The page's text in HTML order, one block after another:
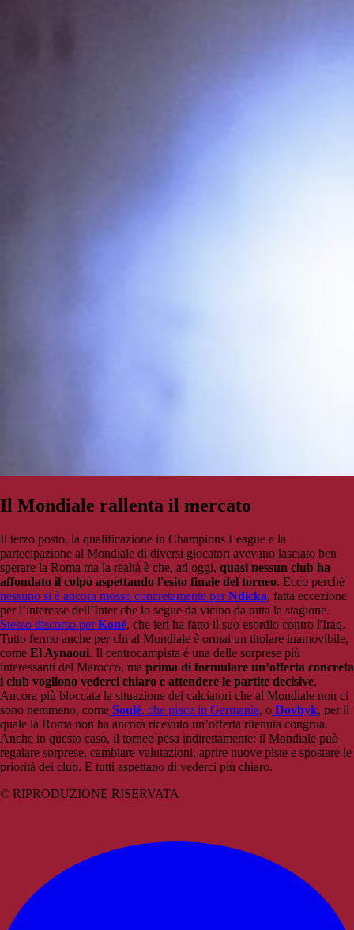
Il Mondiale rallenta il mercato
Il terzo posto, la qualificazione in Champions League e la
partecipazione al Mondiale di diversi giocatori avevano lasciato ben
sperare la Roma ma la realtà è che, ad oggi, quasi nessun club ha
affondato il colpo aspettando l'esito finale del torneo. Ecco perché
nessuno si è ancora mosso concretamente perNdicka, fatta eccezione
per l’interesse dell’Inter che lo segue da vicino da tutta la stagione.
Stesso discorso perKoné, che ieri ha fatto il suo esordio contro l'Iraq.
Tutto fermo anche per chi al Mondiale è ormai un titolare inamovibile,
come El Aynaoui. Il centrocampista è una delle sorprese più
interessanti del Marocco, ma prima di formulare un’offerta concreta
i club vogliono vederci chiaro e attendere le partite decisive.
Ancora più bloccata la situazione dei calciatori che al Mondiale non ci
sono nemmeno, come Soulé, che piace in Germania, o Dovbyk, per il
quale la Roma non ha ancora ricevuto un’offerta ritenuta congrua.
Anche in questo caso, il torneo pesa indirettamente: il Mondiale può
regalare sorprese, cambiare valutazioni, aprire nuove piste e spostare le
priorità dei club. E tutti aspettano di vederci più chiaro.
© RIPRODUZIONE RISERVATA